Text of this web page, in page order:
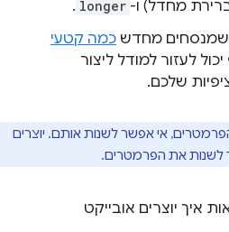
מחדל) ו- longer
.
מחדשכמה קטעי
למודל ליצור
שלכם.
אי אפשר לשנות אותם. יוצרים
את הפרמטרים.
יוצרים אובייקט